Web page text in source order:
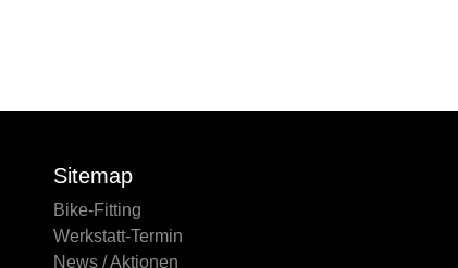
Sitemap
Bike-Fitting
Werkstatt-Termin
News / Aktionen